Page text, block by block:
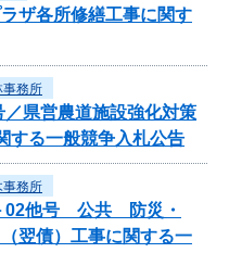
ザ各所修繕工事に関す
事務所
／県営農道施設強化対策
する一般競争入札公告
事務所
02他号 公共 防災・
翌債）工事に関する一